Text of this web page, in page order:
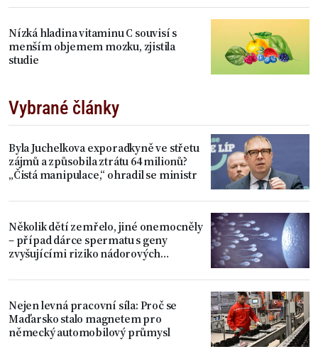
Nízká hladina vitaminu C souvisí s
menším objemem mozku, zjistila
studie
Vybrané články
Byla Juchelkova exporadkyně ve střetu
zájmů a způsobila ztrátu 64 milionů?
„Čistá manipulace,“ ohradil se ministr
Několik dětí zemřelo, jiné onemocněly
– případ dárce spermatu s geny
zvyšujícími riziko nádorových
Nejen levná pracovní síla: Proč se
Maďarsko stalo magnetem pro
německý automobilový průmysl